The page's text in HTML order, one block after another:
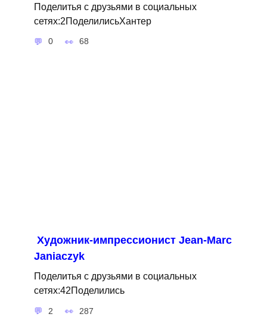
Поделитья с друзьями в социальных
сетях:2ПоделилисьХантер
0 68
Художник-импрессионист Jean-Marc
Janiaczyk
Поделитья с друзьями в социальных
сетях:42Поделились
2 287